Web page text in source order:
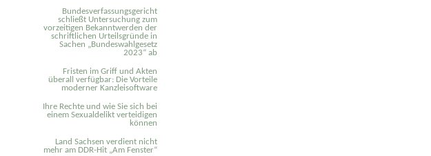
Bundesverfassungsgericht
schließt Untersuchung zum
vorzeitigen Bekanntwerden der
schriftlichen Urteilsgründe in
Sachen „Bundeswahlgesetz
2023“ ab
Fristen im Griff und Akten
überall verfügbar: Die Vorteile
moderner Kanzleisoftware
Ihre Rechte und wie Sie sich bei
einem Sexual­delikt verteidigen
können
Land Sachsen verdient nicht
mehr am DDR-Hit „Am Fenster“